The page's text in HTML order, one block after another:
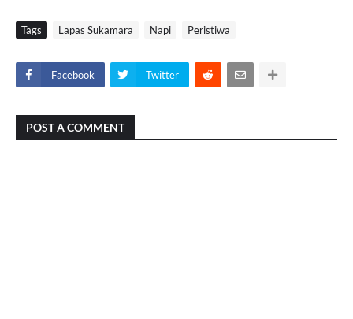
Tags Lapas Sukamara Napi Peristiwa
Facebook Twitter
POST A COMMENT